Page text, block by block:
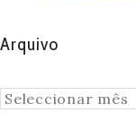
Arquivo
Arquivo